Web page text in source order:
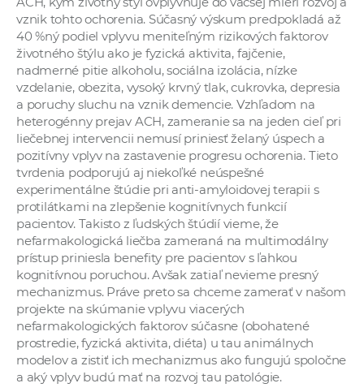
S
vznik tohto ochorenia. Súčasný výskum predpokladá až
40 %ný podiel vplyvu meniteľným rizikových faktorov
životného štýlu ako je fyzická aktivita, fajčenie,
nadmerné pitie alkoholu, sociálna izolácia, nízke
vzdelanie, obezita, vysoký krvný tlak, cukrovka, depresia
a poruchy sluchu na vznik demencie. Vzhľadom na
heterogénny prejav ACH, zameranie sa na jeden cieľ pri
liečebnej intervencii nemusí priniesť želaný úspech a
pozitívny vplyv na zastavenie progresu ochorenia. Tieto
tvrdenia podporujú aj niekoľké neúspešné
experimentálne štúdie pri anti-amyloidovej terapii s
protilátkami na zlepšenie kognitívnych funkcií
pacientov. Takisto z ľudských štúdií vieme, že
nefarmakologická liečba zameraná na multimodálny
prístup priniesla benefity pre pacientov s ľahkou
kognitívnou poruchou. Avšak zatiaľ nevieme presný
mechanizmus. Práve preto sa chceme zamerať v našom
projekte na skúmanie vplyvu viacerých
nefarmakologických faktorov súčasne (obohatené
prostredie, fyzická aktivita, diéta) u tau animálnych
modelov a zistiť ich mechanizmus ako fungujú spoločne
a aký vplyv budú mať na rozvoj tau patológie.